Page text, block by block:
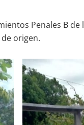
Penales B de
origen.